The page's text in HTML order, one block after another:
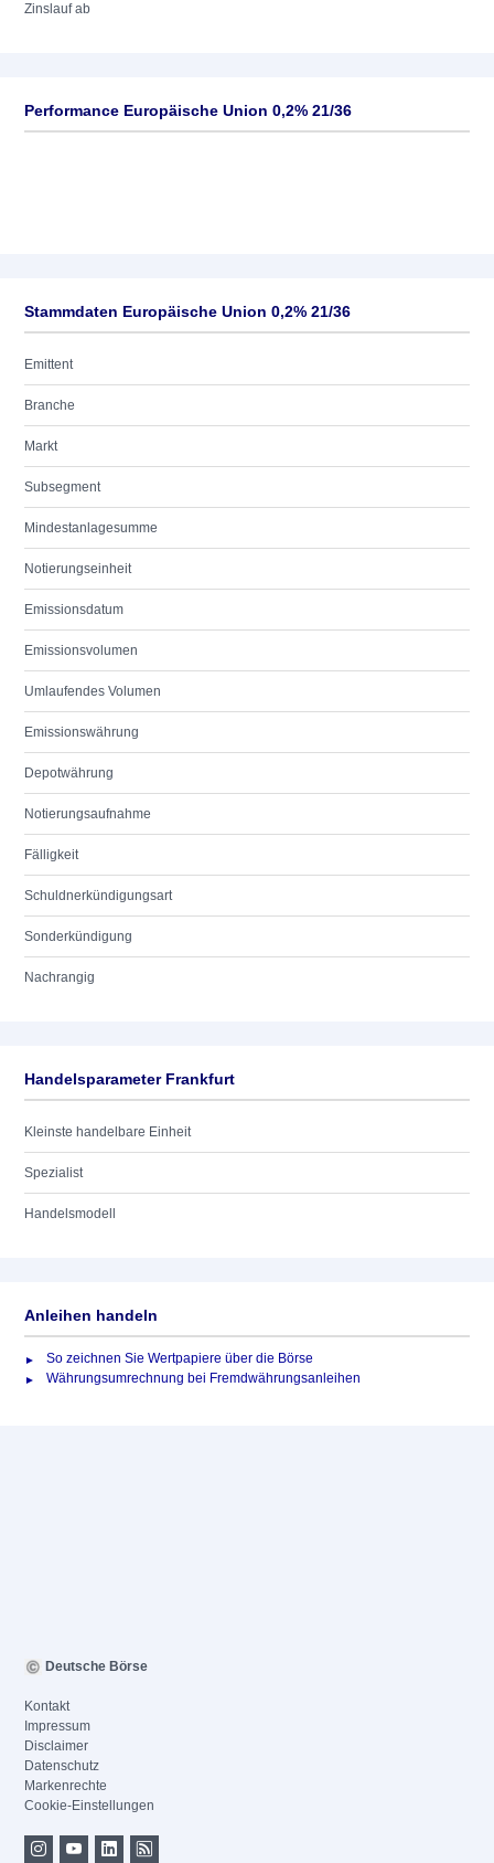
Zinslauf ab
Performance Europäische Union 0,2% 21/36
Stammdaten Europäische Union 0,2% 21/36
Emittent
Branche
Markt
Subsegment
Mindestanlagesumme
Notierungseinheit
Emissionsdatum
Emissionsvolumen
Umlaufendes Volumen
Emissionswährung
Depotwährung
Notierungsaufnahme
Fälligkeit
Schuldnerkündigungsart
Sonderkündigung
Nachrangig
Handelsparameter Frankfurt
Kleinste handelbare Einheit
Spezialist
Handelsmodell
Anleihen handeln
So zeichnen Sie Wertpapiere über die Börse
Währungsumrechnung bei Fremdwährungsanleihen
Deutsche Börse
Kontakt
Impressum
Disclaimer
Datenschutz
Markenrechte
Cookie-Einstellungen